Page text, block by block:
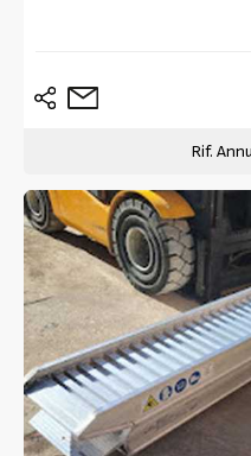
Rif.